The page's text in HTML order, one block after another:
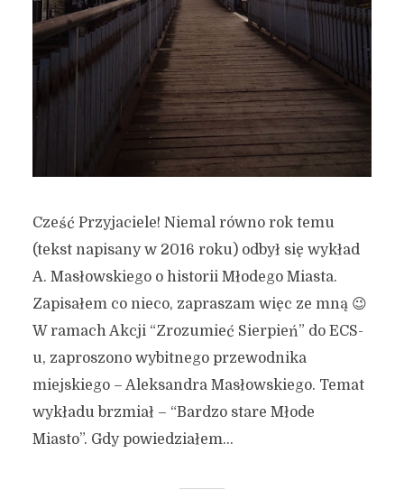
Cześć Przyjaciele! Niemal równo rok temu
(tekst napisany w 2016 roku) odbył się wykład
A. Masłowskiego o historii Młodego Miasta.
Zapisałem co nieco, zapraszam więc ze mną 😉
W ramach Akcji “Zrozumieć Sierpień” do ECS-
u, zaproszono wybitnego przewodnika
miejskiego – Aleksandra Masłowskiego. Temat
wykładu brzmiał – “Bardzo stare Młode
Miasto”. Gdy powiedziałem...